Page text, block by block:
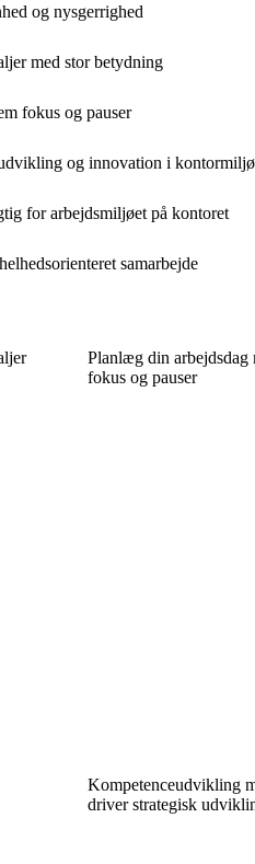
og nysgerrighed
med stor betydning
fokus og pauser
og innovation i
for arbejdsmiljøet på kontoret
samarbejde
Planlæg din arbejdsdag
fokus og pauser
Kompetenceudvikling
driver strategisk